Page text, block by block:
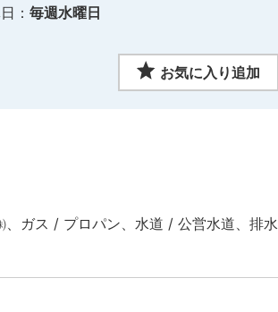
： 毎週水曜日
お気に入り追加
、ガス / プロパン、水道 / 公営水道、排水